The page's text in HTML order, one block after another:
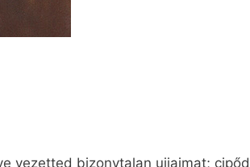
vezetted bizonytalan ujjaimat;